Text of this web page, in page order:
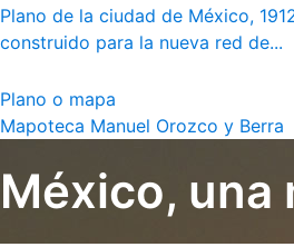
Plano de la ciudad de México,
construido para la nueva red de...
Plano o mapa
Mapoteca Manuel Orozco y Berra
México, una